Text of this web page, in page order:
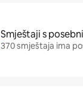
Smještaji s
370 smještaja ima